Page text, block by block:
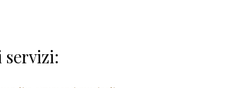
servizi: